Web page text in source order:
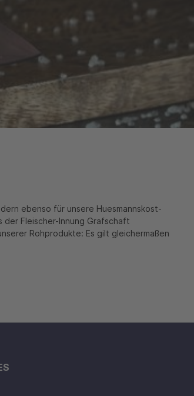
ebenso für unsere Huesmannskost-
der Fleischer-Innung Grafschaft
Rohprodukte: Es gilt gleichermaßen